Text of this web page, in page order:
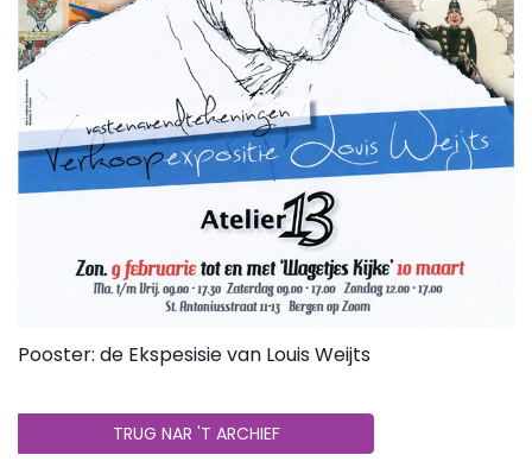
Pooster: de Ekspesisie van Louis Weijts
TRUG NAR 'T ARCHIEF